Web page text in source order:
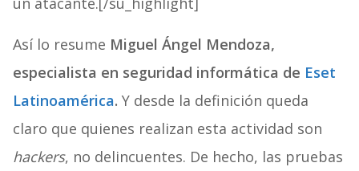
Así lo resume Miguel Ángel Mendoza,
especialista en seguridad informática de Eset
Latinoamérica. Y desde la definición queda
claro que quienes realizan esta actividad son
hackers, no delincuentes. De hecho, las pruebas